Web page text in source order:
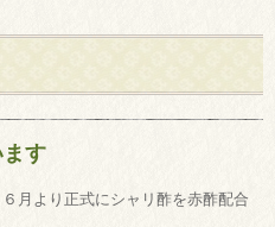
す
月より正式にシャリ酢を赤酢配合